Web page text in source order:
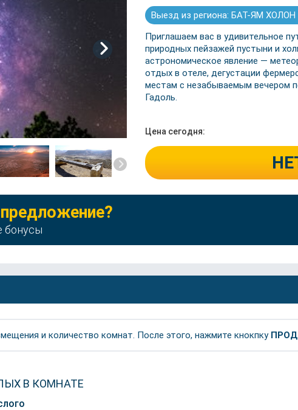
Выезд из региона: БАТ-ЯМ
Приглашаем вас в удивительное
природных пейзажей пустыни и
астрономическое явление —
отдых в отеле, дегустации
местам с незабываемым вечером
Гадоль.
Цена сегодня:
бонусы
и количество комнат. После этого, нажмите кнокпку
В КОМНАТЕ